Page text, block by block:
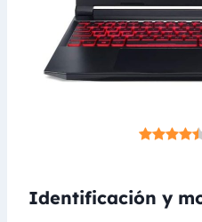
Identificación y